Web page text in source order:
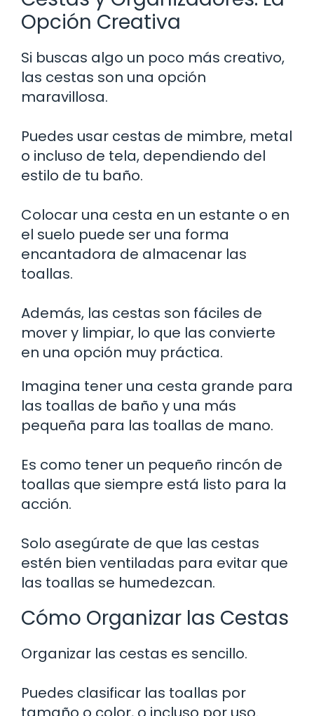
Opción Creativa
Si buscas algo un poco más creativo,
las cestas son una opción
maravillosa.
Puedes usar cestas de mimbre, metal
o incluso de tela, dependiendo del
estilo de tu baño.
Colocar una cesta en un estante o en
el suelo puede ser una forma
encantadora de almacenar las
toallas.
Además, las cestas son fáciles de
mover y limpiar, lo que las convierte
en una opción muy práctica.
Imagina tener una cesta grande para
las toallas de baño y una más
pequeña para las toallas de mano.
Es como tener un pequeño rincón de
toallas que siempre está listo para la
acción.
Solo asegúrate de que las cestas
estén bien ventiladas para evitar que
las toallas se humedezcan.
Cómo Organizar las Cestas
Organizar las cestas es sencillo.
Puedes clasificar las toallas por